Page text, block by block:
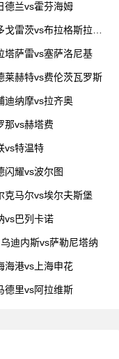
清视频：09月26日 欧联杯 中日德兰vs霍芬海姆
清视频：09月26日 欧联杯 加拉塔萨雷vs塞萨洛尼基
高清视频：09月26日 欧联杯 安德莱赫特vs费伦茨瓦罗斯
清视频：09月26日 欧联杯 基辅迪纳摩vs拉齐奥
：09月26日 西甲 巴塞罗那vs赫塔费
频：09月26日 欧联杯 曼联vs特温特
视频：09月26日 欧联杯 博德闪耀vs波尔图
清视频：09月26日 欧联杯 阿尔克马尔vs埃尔夫斯堡
09月26日 西甲 赫罗纳vs巴列卡诺
足球直播高清视频：09月26日 意杯第2轮 乌迪内斯vs萨勒尼塔纳
高清视频：09月25日 足协杯 上海海港vs上海申花
频：09月25日 西甲 皇家马德里vs阿拉维斯